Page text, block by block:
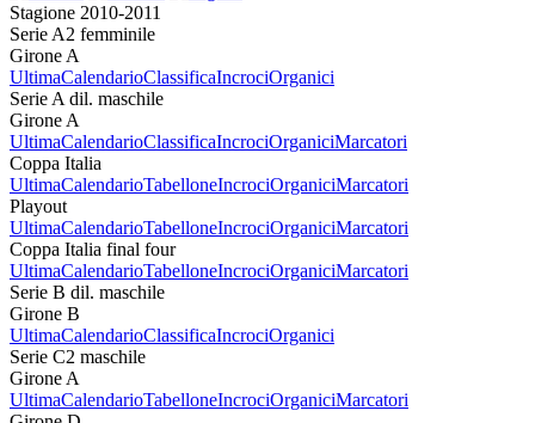
Stagione 2010-2011
Serie A2 femminile
Girone A
UltimaCalendarioClassificaIncrociOrganici
Serie A dil. maschile
Girone A
UltimaCalendarioClassificaIncrociOrganiciMarcatori
Coppa Italia
UltimaCalendarioTabelloneIncrociOrganiciMarcatori
Playout
UltimaCalendarioTabelloneIncrociOrganiciMarcatori
Coppa Italia final four
UltimaCalendarioTabelloneIncrociOrganiciMarcatori
Serie B dil. maschile
Girone B
UltimaCalendarioClassificaIncrociOrganici
Serie C2 maschile
Girone A
UltimaCalendarioTabelloneIncrociOrganiciMarcatori